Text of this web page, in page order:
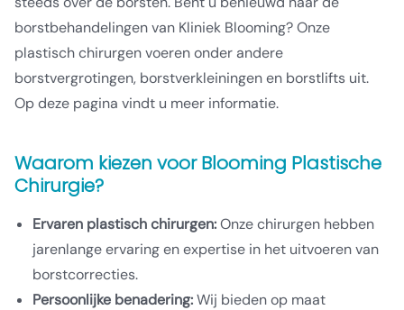
borstbehandelingen van Kliniek Blooming? Onze
plastisch chirurgen voeren onder andere
borstvergrotingen, borstverkleiningen en borstlifts uit.
Op deze pagina vindt u meer informatie.
Waarom kiezen voor Blooming Plastische
Chirurgie?
Ervaren plastisch chirurgen:Onze chirurgen hebben
jarenlange ervaring en expertise in het uitvoeren van
borstcorrecties.
Persoonlijke benadering:Wij bieden op maat